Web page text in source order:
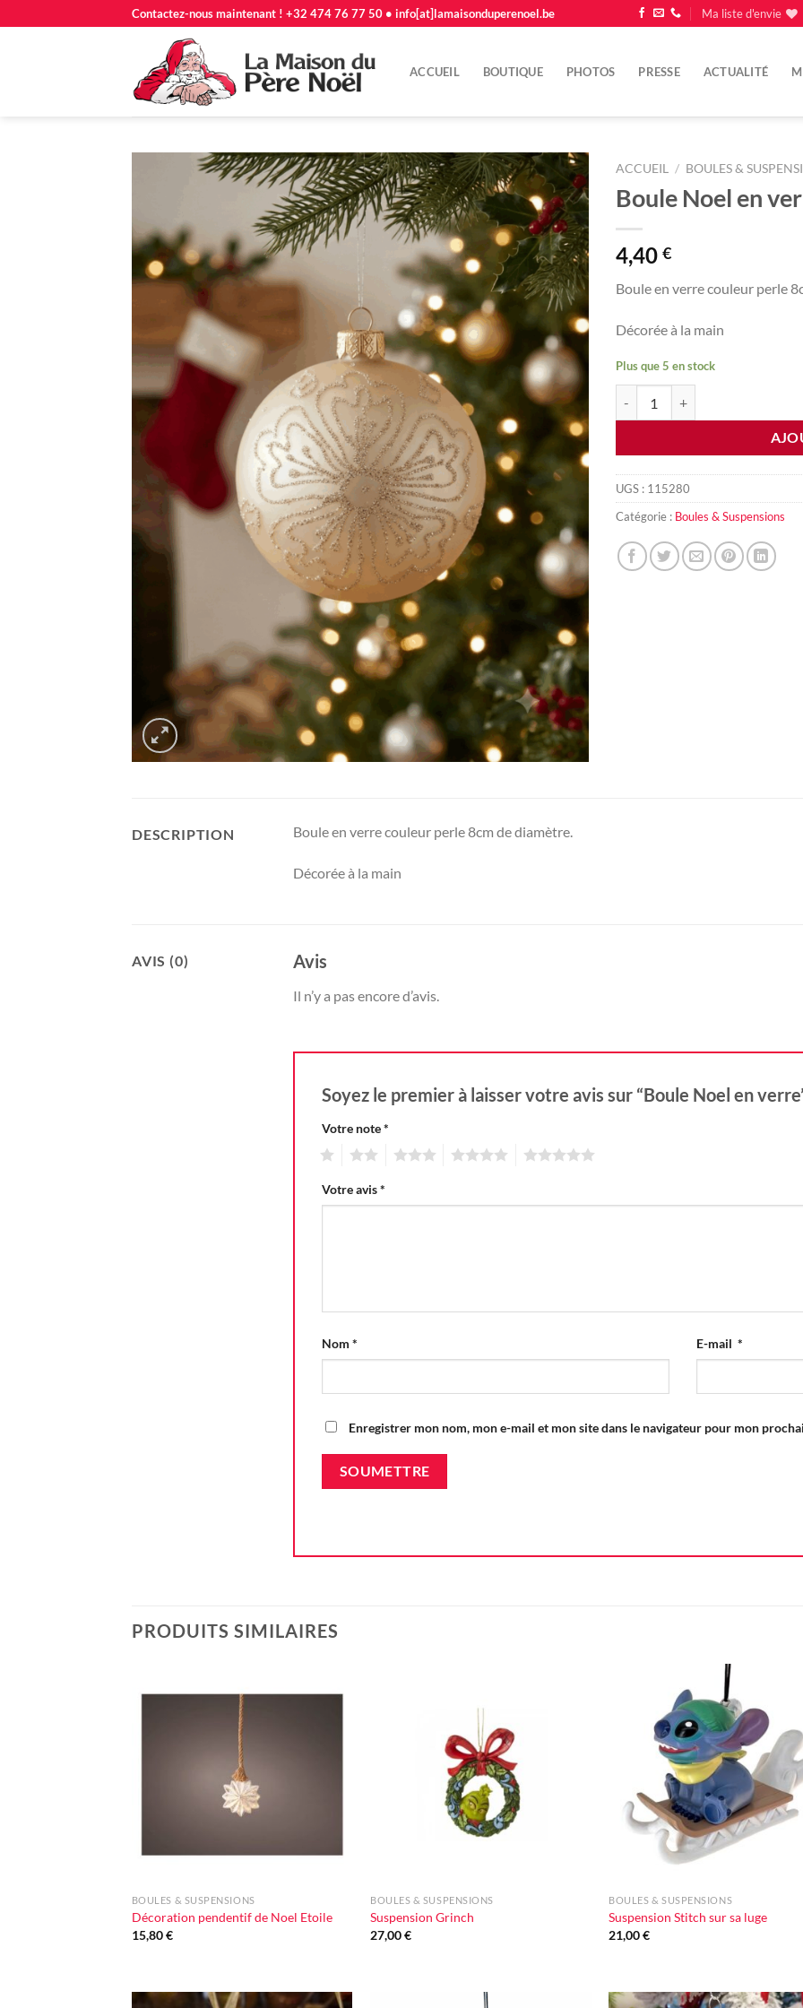
au
Contactez-nous maintenant ! +32 474 76 77 50 • info[at]lamaisonduperenoel.be Ma liste d'envie
ACCUEIL BOUTIQUE PHOTOS PRESSE ACTUALITÉ
Ajouter
à la
liste
d'envie
ACCUEIL / BOULES &
Boule Noel en
4,40 €
Boule en verre couleur perle
Décorée à la main
Plus que 5 en stock
UGS : 115280
Catégorie : Boules & Suspensions
DESCRIPTION Boule en verre couleur perle 8cm de diamètre.
Décorée à la main
AVIS (0) Avis
Il n’y a pas encore d’avis.
Soyez le premier à laisser votre avis sur “Boule Noel en
Votre note*
Votre avis*
Nom * E-mail *
Enregistrer mon nom, mon e-mail et mon site dans le navigateur pour mon
PRODUITS SIMILAIRES
BOULES & SUSPENSIONS
Décoration pendentif de Noel Etoile
15,80€
BOULES & SUSPENSIONS
Suspension Grinch
27,00€
BOULES & SUSPENSIONS
Suspension Stitch sur sa luge
21,00€